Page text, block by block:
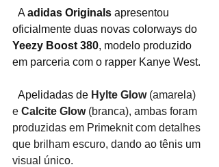
  A
adidas Originals apresentou
oficialmente duas novas colorways do
Yeezy Boost 380, modelo produzido
em parceria com o rapper Kanye West.
  Apelidadas de
Hylte Glow (amarela)
e Calcite Glow (branca), ambas foram
produzidas em Primeknit com detalhes
que brilham escuro, dando ao tênis um
visual único.